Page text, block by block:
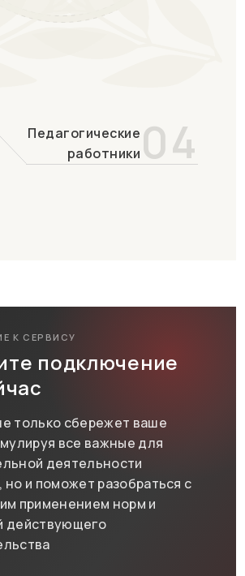
Педагогические
работники 04
К СЕРВИСУ
подключение
только сбережет ваше
все важные для
деятельности
и поможет разобраться с
применением норм и
действующего